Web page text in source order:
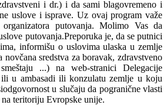
i dr.) i da sami blagovremeno i
uslove i isprave. Uz ovaj program važe
putovanja. Molimo Vas da
putovanja.Preporuka je, da se putnici
informišu o uslovima ulaska u zemlje
sredstva za boravak, zdravstveno
...) na web-stranici Delegacije
u ambasadi ili konzulatu zemlje u koju
u slučaju da pogranične vlasti
teritoriju Evropske unije.